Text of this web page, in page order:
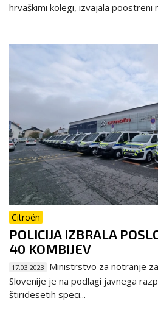
hrvaškimi kolegi, izvajala poostreni
Citroën
POLICIJA IZBRALA
40 KOMBIJEV
17.03.2023
Ministrstvo za notranje
Slovenije je na podlagi javnega
štiridesetih speci...